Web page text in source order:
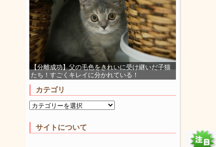
【分離成功】父の毛色をきれいに受け継いだ子猫
たち！すごくキレイに分かれている！
カテゴリ
サイトについて